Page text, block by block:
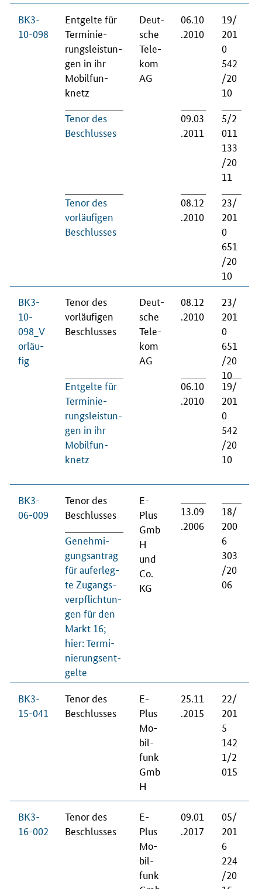
BK3-
10-098
Ent­gel­te für
Ter­mi­nie­
rungs­leis­tun­
gen in ihr
Mo­bil­fun­
knetz
Te­nor des
Be­schlus­ses
Te­nor des
vor­läu­fi­gen
Be­schlus­ses
Deut­
sche
Te­le­
kom
AG
06.10
.2010
09.03
.2011
08.12
.2010
19/
201
0
542
/20
10
5/2
011
133
/20
11
23/
201
0
651
/20
10
BK3-
10-
098_V
or­läu­
fig
Te­nor des
vor­läu­fi­gen
Be­schlus­ses
Ent­gel­te für
Ter­mi­nie­
rungs­leis­tun­
gen in ihr
Mo­bil­fun­
knetz
Deut­
sche
Te­le­
kom
AG
08.12
.2010
06.10
.2010
23/
201
0
651
/20
10
19/
201
0
542
/20
10
BK3-
06-009
Te­nor des
Be­schlus­ses
Ge­neh­mi­
gungs­an­trag
für auf­er­leg­
te Zu­gangs­
ver­pflich­tun­
gen für den
Markt 16;
hier: Ter­mi­
nie­rungs­ent­
gel­te
E-
Plus
Gmb
H
und
Co.
KG
13.09
.2006
18/
200
6
303
/20
06
BK3-
15-041
Te­nor des
Be­schlus­ses
E-
Plus
Mo­
bil­
funk
Gmb
H
25.11
.2015
22/
201
5
142
1/2
015
BK3-
16-002
Te­nor des
Be­schlus­ses
E-
Plus
Mo­
bil­
funk
09.01
.2017
05/
201
6
224
/20